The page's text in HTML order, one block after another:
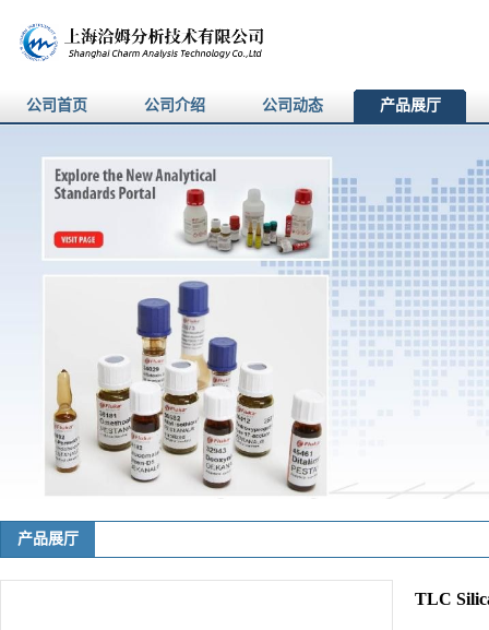
公司首页 公司介绍 公司动态 产品展厅
产品展厅
TLC